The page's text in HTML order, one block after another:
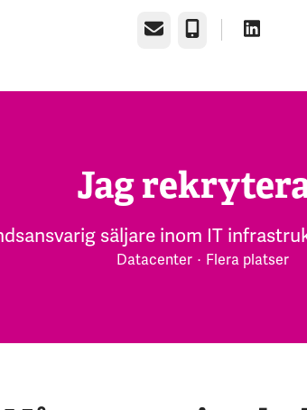
E-post Telefon
Jag
säljare inom IT
Datacenter · Flera platser